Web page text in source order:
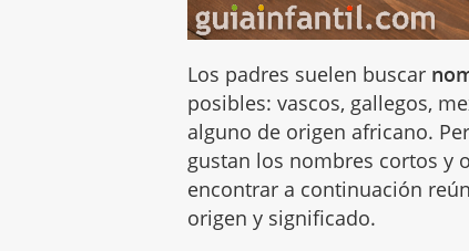
Los padres suelen buscar
posibles: vascos, gallegos,
alguno de origen africano.
gustan los nombres cortos y
encontrar a continuación
origen y significado.